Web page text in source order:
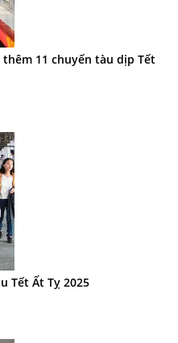
11 chuyến tàu dịp Tết
Tết Ất Tỵ 2025